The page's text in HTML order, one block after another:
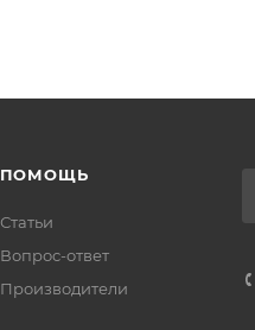
ПОМОЩЬ
Статьи
Вопрос-ответ
Производители